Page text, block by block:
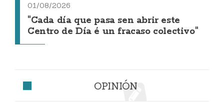
01/08/2026
"Cada día que pasa sen abrir este
Centro de Día é un fracaso colectivo"
OPINIÓN